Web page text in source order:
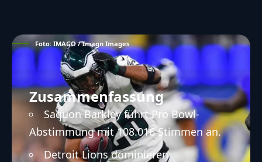
Foto: IMAGO / Imagn Images
Zusammenfassung
Saquon Barkley führt Pro Bowl-
Abstimmung mit 108.016 Stimmen an.
Detroit Lions dominieren